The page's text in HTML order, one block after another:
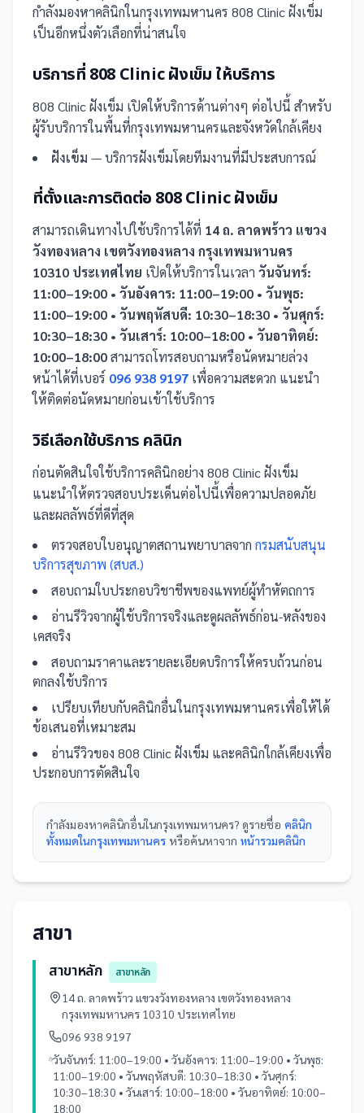
กำลังมองหาคลินิกในกรุงเทพมหานคร 808 Clinic ฝังเข็ม
เป็นอีกหนึ่งตัวเลือกที่น่าสนใจ
บริการที่ 808 Clinic ฝังเข็ม ให้บริการ
808 Clinic ฝังเข็ม เปิดให้บริการด้านต่างๆ ต่อไปนี้ สำหรับ
ผู้รับบริการในพื้นที่กรุงเทพมหานครและจังหวัดใกล้เคียง
ฝังเข็ม — บริการฝังเข็มโดยทีมงานที่มีประสบการณ์
ที่ตั้งและการติดต่อ 808 Clinic ฝังเข็ม
สามารถเดินทางไปใช้บริการได้ที่ 14 ถ. ลาดพร้าว แขวง
วังทองหลาง เขตวังทองหลาง กรุงเทพมหานคร
10310 ประเทศไทย เปิดให้บริการในเวลา วันจันทร์:
11:00–19:00 • วันอังคาร: 11:00–19:00 • วันพุธ:
11:00–19:00 • วันพฤหัสบดี: 10:30–18:30 • วันศุกร์:
10:30–18:30 • วันเสาร์: 10:00–18:00 • วันอาทิตย์:
10:00–18:00สามารถโทรสอบถามหรือนัดหมายล่วง
หน้าได้ที่เบอร์ 096 938 9197 เพื่อความสะดวก แนะนำ
ให้ติดต่อนัดหมายก่อนเข้าใช้บริการ
วิธีเลือกใช้บริการ คลินิก
ก่อนตัดสินใจใช้บริการคลินิกอย่าง 808 Clinic ฝังเข็ม
แนะนำให้ตรวจสอบประเด็นต่อไปนี้เพื่อความปลอดภัย
และผลลัพธ์ที่ดีที่สุด
ตรวจสอบใบอนุญาตสถานพยาบาลจาก กรมสนับสนุน
บริการสุขภาพ (สบส.)
สอบถามใบประกอบวิชาชีพของแพทย์ผู้ทำหัตถการ
อ่านรีวิวจากผู้ใช้บริการจริงและดูผลลัพธ์ก่อน-หลังของ
เคสจริง
สอบถามราคาและรายละเอียดบริการให้ครบถ้วนก่อน
ตกลงใช้บริการ
เปรียบเทียบกับคลินิกอื่นในกรุงเทพมหานครเพื่อให้ได้
ข้อเสนอที่เหมาะสม
อ่านรีวิวของ 808 Clinic ฝังเข็ม และคลินิกใกล้เคียงเพื่อ
ประกอบการตัดสินใจ
กำลังมองหาคลินิกอื่นในกรุงเทพมหานคร? ดูรายชื่อ คลินิก
ทั้งหมดในกรุงเทพมหานคร หรือค้นหาจาก หน้ารวมคลินิก
สาขา
สาขาหลัก
สาขาหลัก
14 ถ. ลาดพร้าว แขวงวังทองหลาง เขตวังทองหลาง
กรุงเทพมหานคร 10310 ประเทศไทย
096 938 9197
วันจันทร์: 11:00–19:00 • วันอังคาร: 11:00–19:00 • วันพุธ:
11:00–19:00 • วันพฤหัสบดี: 10:30–18:30 • วันศุกร์:
10:30–18:30 • วันเสาร์: 10:00–18:00 • วันอาทิตย์: 10:00–
18:00